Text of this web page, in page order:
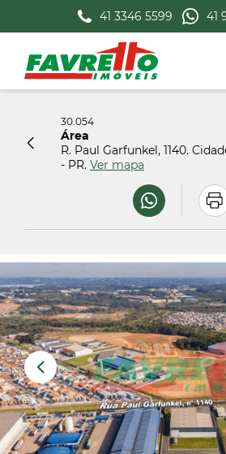
41 3346 5599 41
30.054
Área
R. Paul Garfunkel, 1140.
- PR. Ver mapa